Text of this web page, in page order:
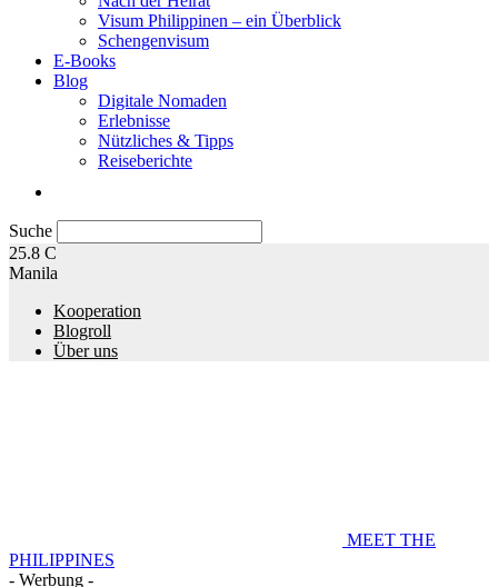
Visum Philippinen – ein Überblick
Schengenvisum
E-Books
Blog
Digitale Nomaden
Erlebnisse
Nützliches & Tipps
Reiseberichte
Suche
25.8 C
Manila
Kooperation
Blogroll
Über uns
MEET THE
PHILIPPINES
- Werbung -